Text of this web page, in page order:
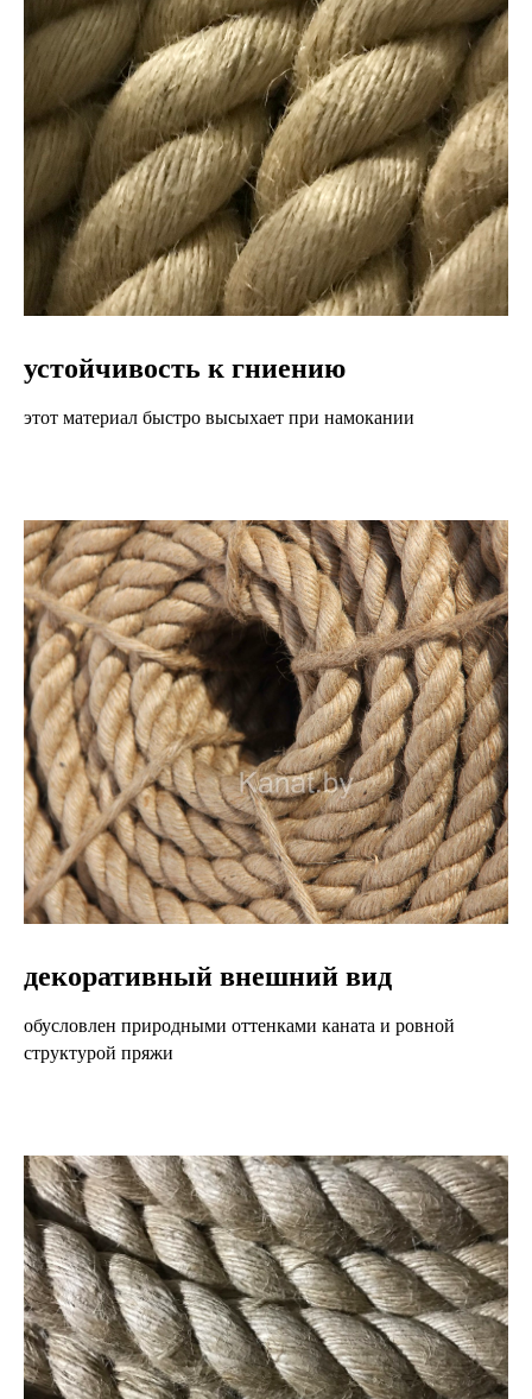
устойчивость к гниению
этот материал быстро высыхает при намокании
декоративный внешний вид
обусловлен природными оттенками каната и ровной
структурой пряжи